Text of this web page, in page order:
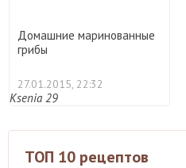
Домашние маринованные
грибы
27.01.2015, 22:32
Ksenia 29
ТОП 10 рецептов